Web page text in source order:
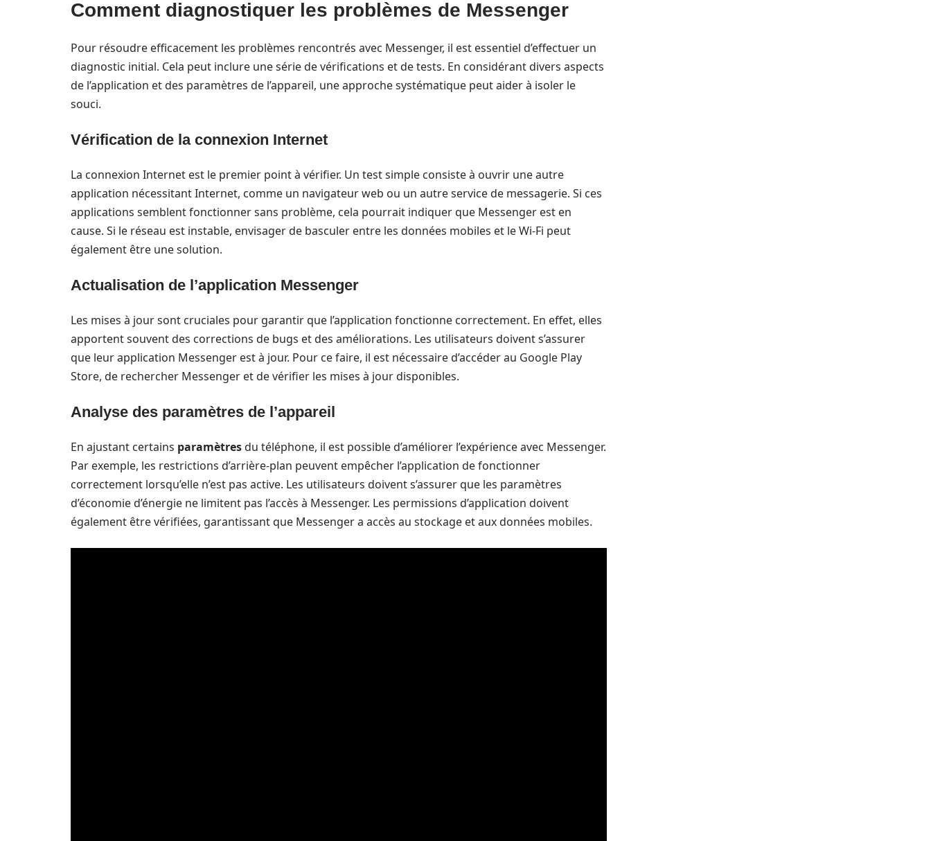
Comment diagnostiquer les problèmes de Messenger
Pour résoudre efficacement les problèmes rencontrés avec Messenger, il est essentiel d’effectuer un
diagnostic initial. Cela peut inclure une série de vérifications et de tests. En considérant divers aspects
de l’application et des paramètres de l’appareil, une approche systématique peut aider à isoler le
souci.
Vérification de la connexion Internet
La connexion Internet est le premier point à vérifier. Un test simple consiste à ouvrir une autre
application nécessitant Internet, comme un navigateur web ou un autre service de messagerie. Si ces
applications semblent fonctionner sans problème, cela pourrait indiquer que Messenger est en
cause. Si le réseau est instable, envisager de basculer entre les données mobiles et le Wi-Fi peut
également être une solution.
Actualisation de l’application Messenger
Les mises à jour sont cruciales pour garantir que l’application fonctionne correctement. En effet, elles
apportent souvent des corrections de bugs et des améliorations. Les utilisateurs doivent s’assurer
que leur application Messenger est à jour. Pour ce faire, il est nécessaire d’accéder au Google Play
Store, de rechercher Messenger et de vérifier les mises à jour disponibles.
Analyse des paramètres de l’appareil
En ajustant certains paramètresdu téléphone, il est possible d’améliorer l’expérience avec Messenger.
Par exemple, les restrictions d’arrière-plan peuvent empêcher l’application de fonctionner
correctement lorsqu’elle n’est pas active. Les utilisateurs doivent s’assurer que les paramètres
d’économie d’énergie ne limitent pas l’accès à Messenger. Les permissions d’application doivent
également être vérifiées, garantissant que Messenger a accès au stockage et aux données mobiles.